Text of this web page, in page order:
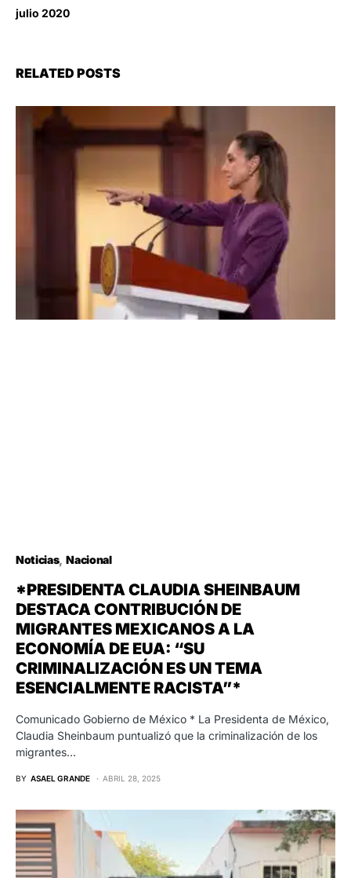
julio 2020
RELATED POSTS
Noticias Nacional
*PRESIDENTA CLAUDIA SHEINBAUM
DESTACA CONTRIBUCIÓN DE
MIGRANTES MEXICANOS A LA
ECONOMÍA DE EUA: “SU
CRIMINALIZACIÓN ES UN TEMA
ESENCIALMENTE RACISTA”*
Comunicado Gobierno de México * La Presidenta de México,
Claudia Sheinbaum puntualizó que la criminalización de los
migrantes…
BY ASAEL GRANDE ABRIL 28, 2025